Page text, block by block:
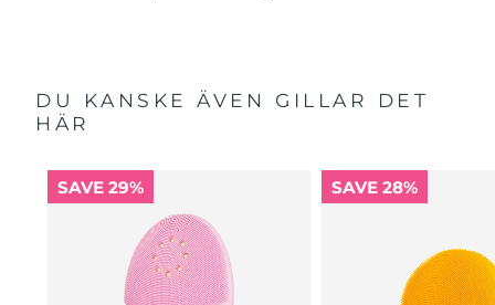
DU KANSKE ÄVEN GILLAR DET
HÄR
SAVE 29% SAVE 28%